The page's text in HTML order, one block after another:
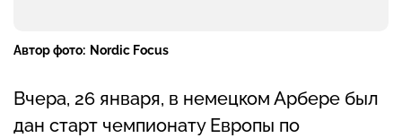
Автор фото: Nordic Focus
Вчера, 26 января, в немецком Арбере был
дан старт чемпионату Европы по